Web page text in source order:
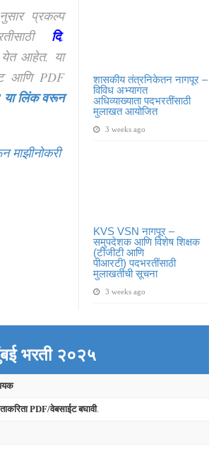
शासकीय तंत्रनिकेतन नागपूर –
विविध अभ्यागत
अधिव्याख्याता पदभरतींसाठी
मुलाखत आयोजित
3 weeks ago
KVS VSN नागपूर –
समुपदेशक आणि विशेष शिक्षक
(टीजीटी आणि
पीआरटी) पदभरतींसाठी
मुलाखतीची सूचना
3 weeks ago
नुसार प्रकल्प
दि.
येत आहेत. या
आणि PDF
या लिंक वरून
माझीनोकरी
भरती २०२५
PDF/वेबसाईट बघावी.